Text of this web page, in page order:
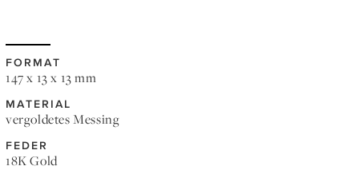
FORMAT
147 x 13 x 13 mm
MATERIAL
vergoldetes Messing
FEDER
18K Gold